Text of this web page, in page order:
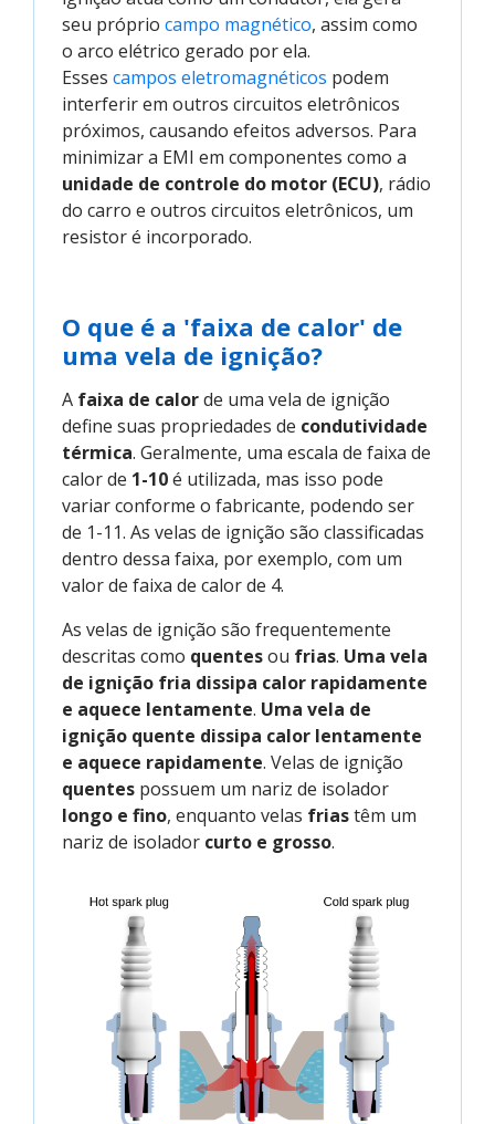
seu próprio campo magnético, assim como
o arco elétrico gerado por ela.
Esses campos eletromagnéticos podem
interferir em outros circuitos eletrônicos
próximos, causando efeitos adversos. Para
minimizar a EMI em componentes como a
unidade de controle do motor (ECU), rádio
do carro e outros circuitos eletrônicos, um
resistor é incorporado.
O que é a 'faixa de calor' de
uma vela de ignição?
A faixa de calorde uma vela de ignição
define suas propriedades de condutividade
térmica. Geralmente, uma escala de faixa de
calor de 1-10é utilizada, mas isso pode
variar conforme o fabricante, podendo ser
de 1-11. As velas de ignição são classificadas
dentro dessa faixa, por exemplo, com um
valor de faixa de calor de 4.
As velas de ignição são frequentemente
descritas como quentesou frias. Uma vela
de ignição fria dissipa calor rapidamente
e aquece lentamente. Uma vela de
ignição quente dissipa calor lentamente
e aquece rapidamente. Velas de ignição
quentes possuem um nariz de isolador
longo e fino, enquanto velas friastêm um
nariz de isolador curto e grosso.